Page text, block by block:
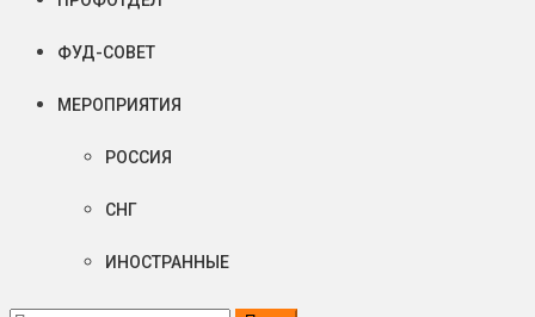
ФУД-СОВЕТ
МЕРОПРИЯТИЯ
РОССИЯ
СНГ
ИНОСТРАННЫЕ